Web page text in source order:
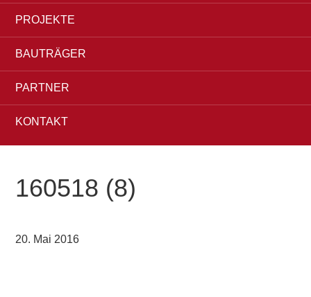
PROJEKTE
BAUTRÄGER
PARTNER
KONTAKT
160518 (8)
20. Mai 2016